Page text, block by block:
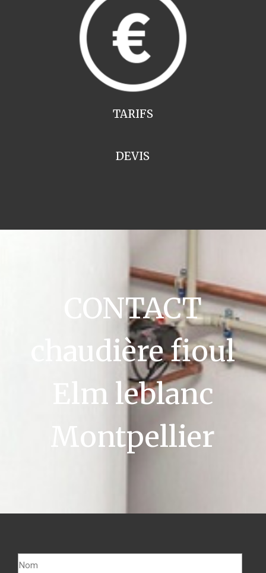
TARIFS
DEVIS
CONTACT
chaudière fioul
Elm leblanc
Montpellier